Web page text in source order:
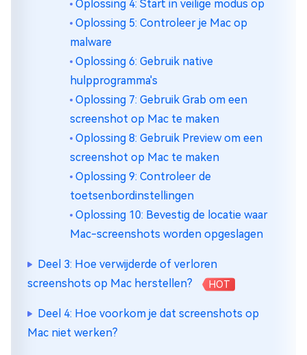
Oplossing 4: Start in veilige modus op
Oplossing 5: Controleer je Mac op
malware
Oplossing 6: Gebruik native
hulpprogramma's
Oplossing 7: Gebruik Grab om een
screenshot op Mac te maken
Oplossing 8: Gebruik Preview om een
screenshot op Mac te maken
Oplossing 9: Controleer de
toetsenbordinstellingen
Oplossing 10: Bevestig de locatie waar
Mac-screenshots worden opgeslagen
Deel 3: Hoe verwijderde of verloren
screenshots op Mac herstellen?
HOT
Deel 4: Hoe voorkom je dat screenshots op
Mac niet werken?